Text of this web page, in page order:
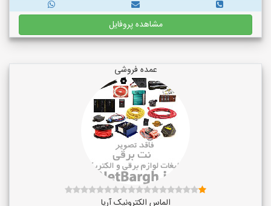
مشاهده پروفایل
عمده فروشی
الماس الکترونیک آریا